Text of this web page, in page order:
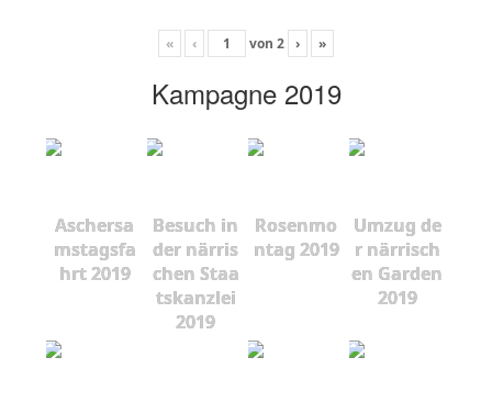
« ‹ von 2 › »
Kampagne 2019
Aschersa
mstagsfa
hrt 2019
Besuch in
der närris
chen Staa
tskanzlei
2019
Rosenmo
ntag 2019
Umzug de
r närrisch
en Garden
2019